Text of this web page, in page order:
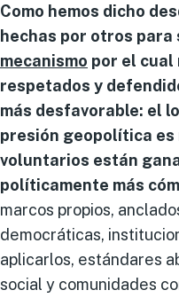
Como hemos dicho
hechas por otros para
mecanismo por el cual
respetados y
más desfavorable: el
presión geopolítica es
voluntarios están
políticamente más
marcos propios,
democráticas,
aplicarlos, estándares
social y comunidades